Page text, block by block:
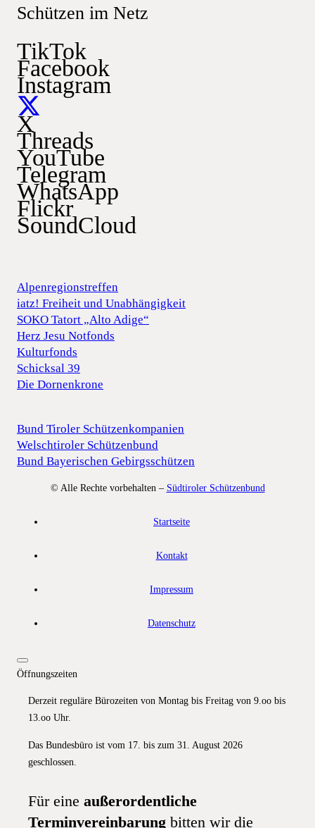
Schützen im Netz
TikTok
Facebook
Instagram
X
Threads
YouTube
Telegram
WhatsApp
Flickr
SoundCloud
Alpenregionstreffen
iatz! Freiheit und Unabhängigkeit
SOKO Tatort „Alto Adige“
Herz Jesu Notfonds
Kulturfonds
Schicksal 39
Die Dornenkrone
Bund Tiroler Schützenkompanien
Welschtiroler Schützenbund
Bund Bayerischen Gebirgsschützen
© Alle Rechte vorbehalten – Südtiroler Schützenbund
Startseite
Kontakt
Impressum
Datenschutz
Öffnungszeiten
Derzeit reguläre Bürozeiten von Montag bis Freitag von 9.oo bis
13.oo Uhr.
Das Bundesbüro ist vom 17. bis zum 31. August 2026
geschlossen.
Für eine außerordentliche
Terminvereinbarung bitten wir die